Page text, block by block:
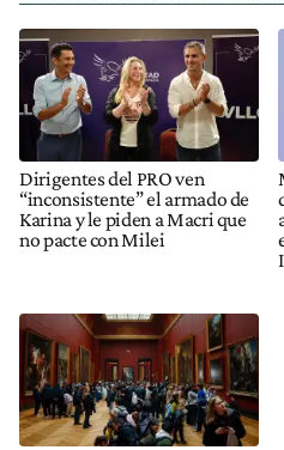
Dirigentes del PRO ven
“inconsistente” el armado de
Karina y le piden a Macri que
no pacte con Milei